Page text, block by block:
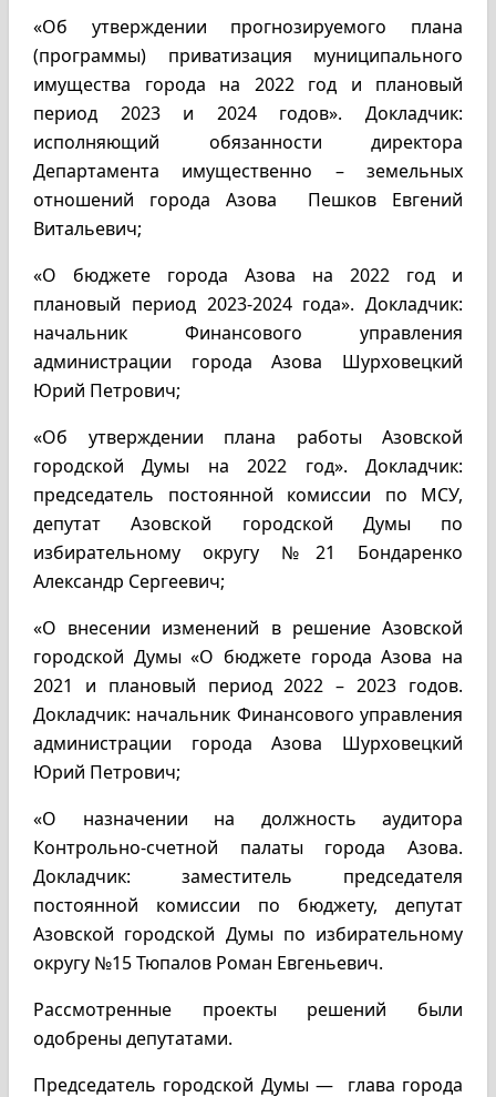
«Об утверждении прогнозируемого плана
(программы) приватизация муниципального
имущества города на 2022 год и плановый
период 2023 и 2024 годов». Докладчик:
исполняющий обязанности директора
Департамента имущественно – земельных
отношений города Азова Пешков Евгений
Витальевич;
«О бюджете города Азова на 2022 год и
плановый период 2023-2024 года». Докладчик:
начальник Финансового управления
администрации города Азова Шурховецкий
Юрий Петрович;
«Об утверждении плана работы Азовской
городской Думы на 2022 год». Докладчик:
председатель постоянной комиссии по МСУ,
депутат Азовской городской Думы по
избирательному округу №21 Бондаренко
Александр Сергеевич;
«О внесении изменений в решение Азовской
городской Думы «О бюджете города Азова на
2021 и плановый период 2022 – 2023 годов.
Докладчик: начальник Финансового управления
администрации города Азова Шурховецкий
Юрий Петрович;
«О назначении на должность аудитора
Контрольно-счетной палаты города Азова.
Докладчик: заместитель председателя
постоянной комиссии по бюджету, депутат
Азовской городской Думы по избирательному
округу №15 Тюпалов Роман Евгеньевич.
Рассмотренные проекты решений были
одобрены депутатами.
Председатель городской Думы — глава города